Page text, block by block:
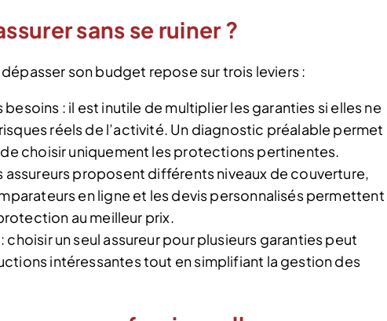
sans se ruiner ?
son budget repose sur trois leviers :
: il est inutile de multiplier les garanties si elles ne
réels de l’activité. Un diagnostic préalable permet
choisir uniquement les protections pertinentes.
assureurs proposent différents niveaux de couverture,
en ligne et les devis personnalisés permettent
au meilleur prix.
un seul assureur pour plusieurs garanties peut
intéressantes tout en simplifiant la gestion des